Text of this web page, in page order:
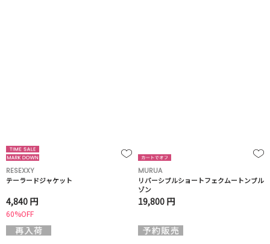
RESEXXY
テーラードジャケット
4,840 円
60%OFF
MURUA
リバーシブルショートフェクムートンブル
ゾン
19,800 円